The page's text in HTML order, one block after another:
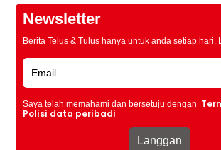
Newsletter
Berita Telus & Tulus hanya untuk anda setiap hari.
Saya telah memahami dan bersetuju dengan
Polisi data peribadi